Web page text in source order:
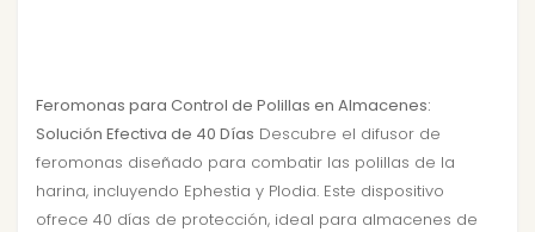
Feromonas para Control de Polillas en Almacenes:
Solución Efectiva de 40 Días Descubre el difusor de
feromonas diseñado para combatir las polillas de la
harina, incluyendo Ephestia y Plodia. Este dispositivo
ofrece 40 días de protección, ideal para almacenes de